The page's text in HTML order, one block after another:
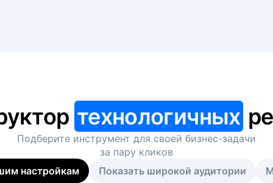
технологичных
Подберите инструмент для своей бизнес-задачи
за пару кликов
настройкам
Показать широкой аудитории